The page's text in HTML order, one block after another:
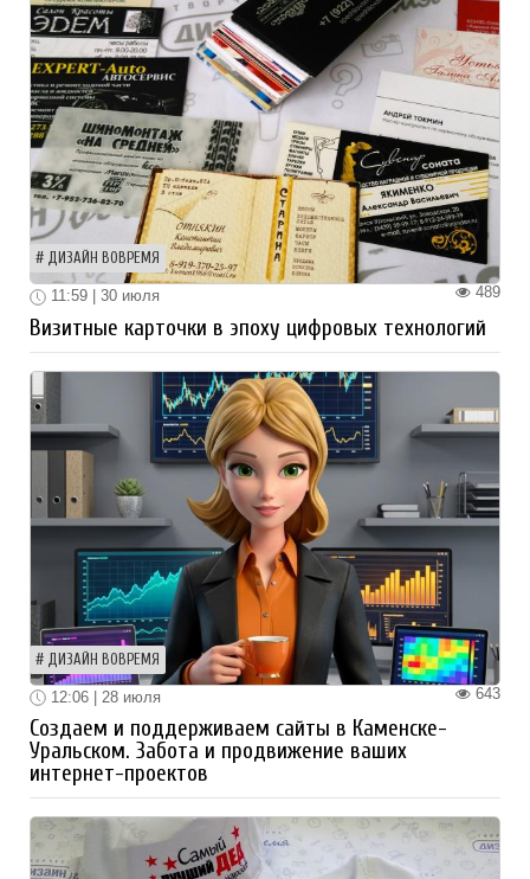
ДИЗАЙН ВОВРЕМЯ
489
11:59 | 30 июля
Визитные карточки в эпоху цифровых технологий
ДИЗАЙН ВОВРЕМЯ
643
12:06 | 28 июля
Создаем и поддерживаем сайты в Каменске-
Уральском. Забота и продвижение ваших
интернет-проектов